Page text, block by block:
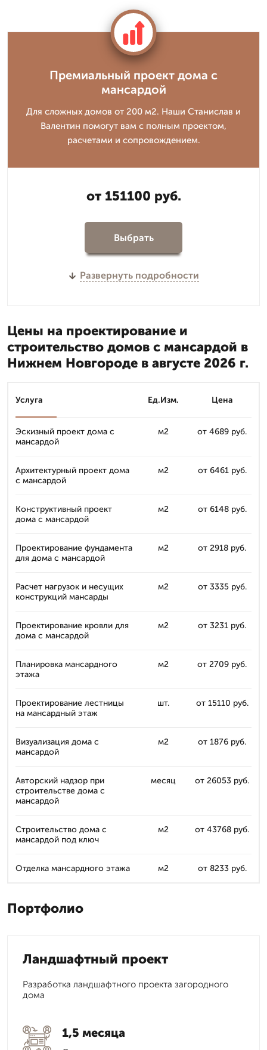
Премиальный проект дома с
мансардой
Для сложных домов от 200 м2. Наши Станислав и
Валентин помогут вам с полным проектом,
расчетами и сопровождением.
от 151100 руб.
Выбрать
Развернуть подробности
Цены на проектирование и
строительство домов с мансардой в
Нижнем Новгороде в августе 2026 г.
Услуга Ед.Изм. Цена
Эскизный проект дома с
мансардой
м2 от 4689 руб.
Архитектурный проект дома
с мансардой
м2 от 6461 руб.
Конструктивный проект
дома с мансардой
м2 от 6148 руб.
Проектирование фундамента
для дома с мансардой
м2 от 2918 руб.
Расчет нагрузок и несущих
конструкций мансарды
м2 от 3335 руб.
Проектирование кровли для
дома с мансардой
м2 от 3231 руб.
Планировка мансардного
этажа
м2 от 2709 руб.
Проектирование лестницы
на мансардный этаж
шт. от 15110 руб.
Визуализация дома с
мансардой
м2 от 1876 руб.
Авторский надзор при
строительстве дома с
мансардой
месяц от 26053 руб.
Строительство дома с
мансардой под ключ
м2 от 43768 руб.
Отделка мансардного этажа м2 от 8233 руб.
Портфолио
Ландшафтный проект
Разработка ландшафтного проекта загородного
дома
1,5 месяца